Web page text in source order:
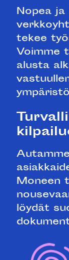
Nopea
tekee
Voimme
alusta
Moneen
löydät